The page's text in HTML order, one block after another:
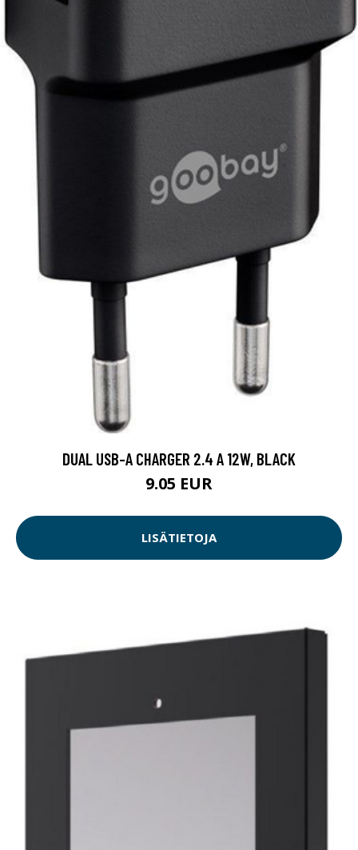
DUAL USB-A CHARGER 2.4 A 12W, BLACK
9.05 EUR
LISÄTIETOJA